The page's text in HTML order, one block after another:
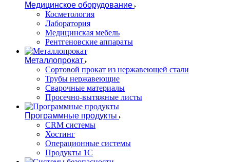
Медицинское оборудование
Косметология
Лаборатория
Медицинская мебель
Рентгеновские аппараты
Металлопрокат
Сортовой прокат из нержавеющей стали
Трубы нержавеющие
Сварочные материалы
Просечно-вытяжные листы
Программные продукты
CRM системы
Хостинг
Операционные системы
Продукты 1С